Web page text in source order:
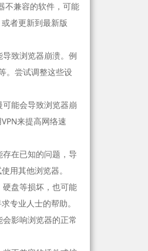
不兼容的软件，可能
者更新到最新版
致浏览器崩溃。例
。尝试调整这些设
能会导致浏览器崩
来提高网络速
在已知的问题，导
用其他浏览器。
盘等损坏，也可能
专业人士的帮助。
影响浏览器的正常